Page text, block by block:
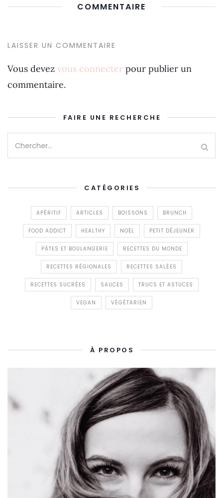
COMMENTAIRE
LAISSER UN COMMENTAIRE
Vous devez vous connecter pour publier un
commentaire.
FAIRE UNE RECHERCHE
CATÉGORIES
APÉRITIF ARTICLES BOISSONS BRUNCH
FOOD ADDICT HEALTHY NOËL PETIT DÉJEUNER
PÂTES ET BOULANGERIE RECETTES DU MONDE
RECETTES RÉGIONALES RECETTES SALÉES
RECETTES SUCRÉES SAUCES TRUCS ET ASTUCES
VEGAN VÉGÉTARIEN
À PROPOS